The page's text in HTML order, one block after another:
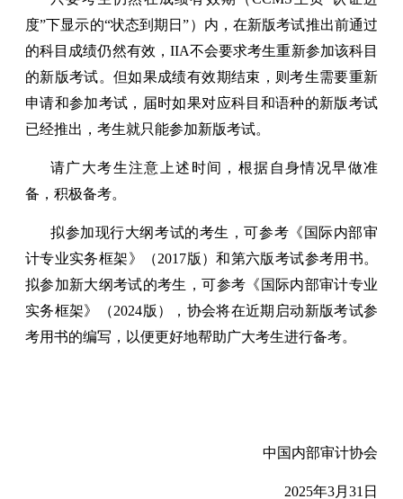
度”下显示的“状态到期日”）内，在新版考试推出前通过
的科目成绩仍然有效，IIA不会要求考生重新参加该科目
的新版考试。但如果成绩有效期结束，则考生需要重新
申请和参加考试，届时如果对应科目和语种的新版考试
已经推出，考生就只能参加新版考试。
请广大考生注意上述时间，根据自身情况早做准
备，积极备考。
拟参加现行大纲考试的考生，可参考《国际内部审
计专业实务框架》（2017版）和第六版考试参考用书。
拟参加新大纲考试的考生，可参考《国际内部审计专业
实务框架》（2024版），协会将在近期启动新版考试参
考用书的编写，以便更好地帮助广大考生进行备考。
中国内部审计协会
2025年3月31日